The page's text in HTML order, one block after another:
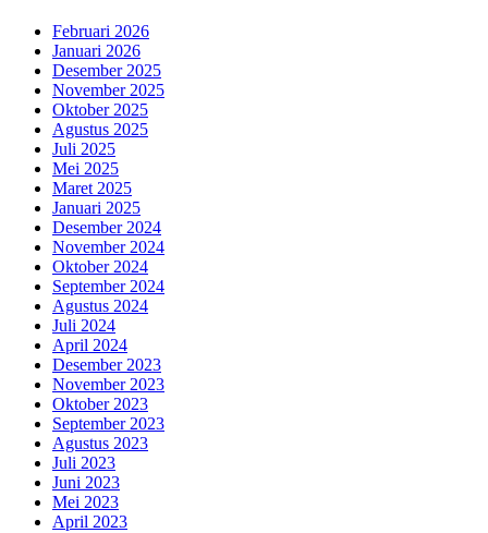
Februari 2026
Januari 2026
Desember 2025
November 2025
Oktober 2025
Agustus 2025
Juli 2025
Mei 2025
Maret 2025
Januari 2025
Desember 2024
November 2024
Oktober 2024
September 2024
Agustus 2024
Juli 2024
April 2024
Desember 2023
November 2023
Oktober 2023
September 2023
Agustus 2023
Juli 2023
Juni 2023
Mei 2023
April 2023